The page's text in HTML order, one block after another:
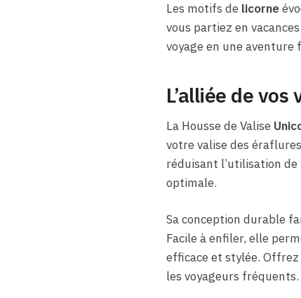
Les motifs de licorne
vous partiez en
voyage en une
L’alliée de
La Housse de Valise
votre valise des
réduisant l’utilisation
optimale.
Sa conception durable
Facile à enfiler, elle
efficace et stylée.
les voyageurs fréquents.